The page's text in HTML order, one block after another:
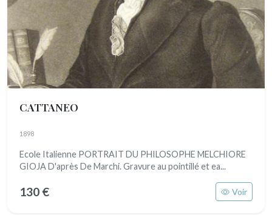
CATTANEO
1898
Ecole Italienne PORTRAIT DU PHILOSOPHE MELCHIORE
GIOJA D'après De Marchi. Gravure au pointillé et ea...
130 € Voir